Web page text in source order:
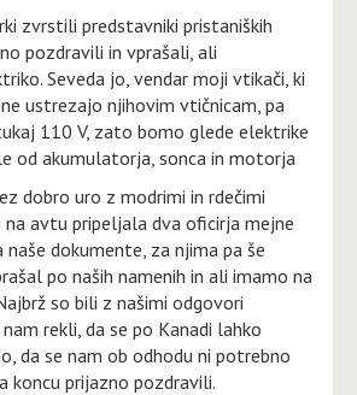
zvrstili predstavniki pristaniških
pozdravili in vprašali, ali
Seveda jo, vendar moji vtikači, ki
ustrezajo njihovim vtičnicam, pa
110 V, zato bomo glede elektrike
od akumulatorja, sonca in motorja
dobro uro z modrimi in rdečimi
avtu pripeljala dva oficirja mejne
naše dokumente, za njima pa še
po naših namenih in ali imamo na
so bili z našimi odgovori
rekli, da se po Kanadi lahko
da se nam ob odhodu ni potrebno
koncu prijazno pozdravili.